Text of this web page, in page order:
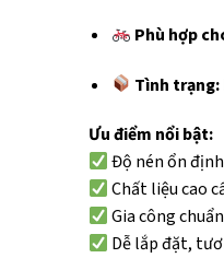
Phù hợp
Tình trạng:
Ưu điểm nổi bật:
Độ nén ổn
Chất liệu cao
Gia công
Dễ lắp đặt,